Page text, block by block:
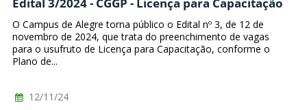
Edital 3/2024 - CGGP - Licença para Capacitação
O Campus de Alegre torna público o Edital nº 3, de 12 de
novembro de 2024, que trata do preenchimento de vagas
para o usufruto de Licença para Capacitação, conforme o
Plano de...
12/11/24